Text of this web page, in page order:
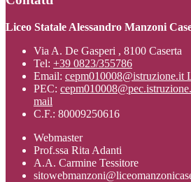
Liceo Statale Alessandro Manzoni
Via A. De Gasperi , 8100 Caserta
Tel: +39 0823/355786
Email: cepm010008@istruzione.it
PEC:
mail
C.F.: 80009250616
Webmaster
Prof.ssa Rita Adanti
A.A. Carmine Tessitore